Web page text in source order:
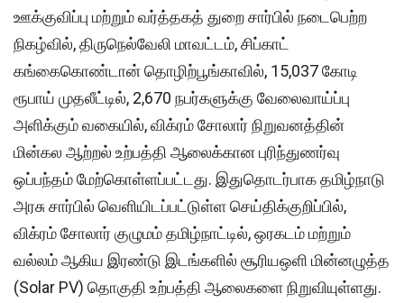
ஊக்குவிப்பு மற்றும் வர்த்தகத் துறை சார்பில் நடைபெற்ற
நிகழ்வில், திருநெல்வேலி மாவட்டம், சிப்காட்
கங்கைகொண்டான் தொழிற்பூங்காவில், 15,037 கோடி
ரூபாய் முதலீட்டில், 2,670 நபர்களுக்கு வேலைவாய்ப்பு
அளிக்கும் வகையில், விக்ரம் சோலார் நிறுவனத்தின்
மின்கல ஆற்றல் உற்பத்தி ஆலைக்கான புரிந்துணர்வு
ஒப்பந்தம் மேற்கொள்ளப்பட்டது. இதுதொடர்பாக தமிழ்நாடு
அரசு சார்பில் வெளியிடப்பட்டுள்ள செய்திக்குறிப்பில்,
விக்ரம் சோலார் குழுமம் தமிழ்நாட்டில், ஒரகடம் மற்றும்
வல்லம் ஆகிய இரண்டு இடங்களில் சூரியஒளி மின்னழுத்த
(Solar PV) தொகுதி உற்பத்தி ஆலைகளை நிறுவியுள்ளது.